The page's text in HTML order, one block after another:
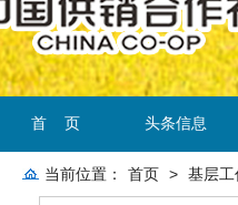
首 页 头条信息
当前位置： 首页 > 基层工